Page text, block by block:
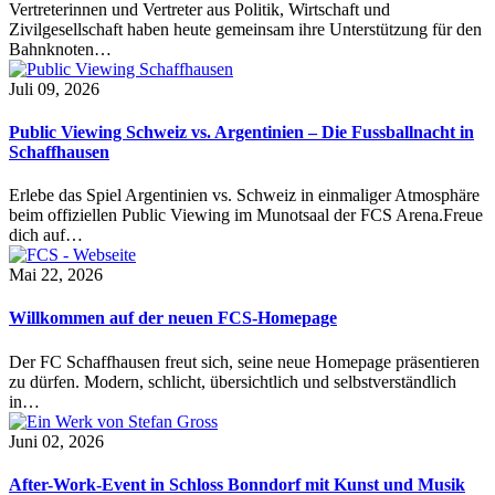
Vertreterinnen und Vertreter aus Politik, Wirtschaft und
Zivilgesellschaft haben heute gemeinsam ihre Unterstützung für den
Bahnknoten…
Juli 09, 2026
Public Viewing Schweiz vs. Argentinien – Die Fussballnacht in
Schaffhausen
Erlebe das Spiel Argentinien vs. Schweiz in einmaliger Atmosphäre
beim offiziellen Public Viewing im Munotsaal der FCS Arena.Freue
dich auf…
Mai 22, 2026
Willkommen auf der neuen FCS-Homepage
Der FC Schaffhausen freut sich, seine neue Homepage präsentieren
zu dürfen. Modern, schlicht, übersichtlich und selbstverständlich
in…
Juni 02, 2026
After-Work-Event in Schloss Bonndorf mit Kunst und Musik